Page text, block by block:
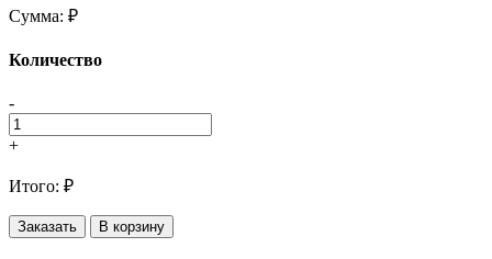
Сумма: ₽
Количество
-
+
Итого: ₽
Заказать В корзину